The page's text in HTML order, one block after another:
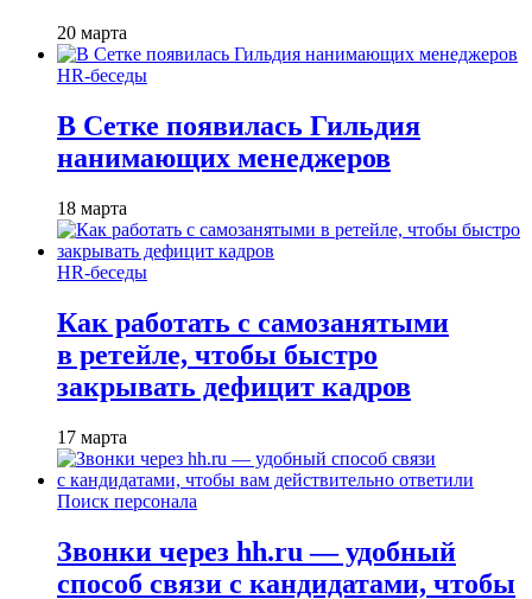
20 марта
HR-беседы
В Сетке появилась Гильдия
нанимающих менеджеров
18 марта
HR-беседы
Как работать с самозанятыми
в ретейле, чтобы быстро
закрывать дефицит кадров
17 марта
Поиск персонала
Звонки через hh.ru — удобный
способ связи с кандидатами, чтобы